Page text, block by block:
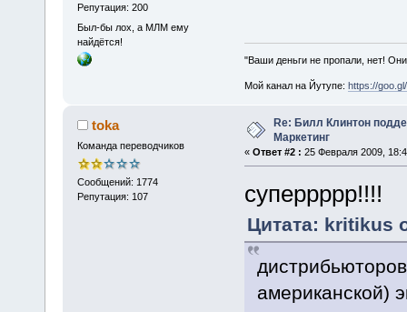
Репутация: 200
Был-бы лох, а МЛМ ему
найдётся!
"Ваши деньги не пропали, нет!
Мой канал на Йутупе: https://
toka
Команда переводчиков
Сообщений: 1774
Репутация: 107
Re: Билл Клинтон
Маркетинг
« Ответ #2 : 25 Февраля 2009,
суперрррр!!!!
Цитата: kritikus
американской)